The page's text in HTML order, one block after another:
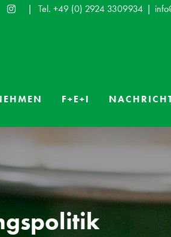
| Tel. +49 (0) 2924 3309934 |
F+E+I